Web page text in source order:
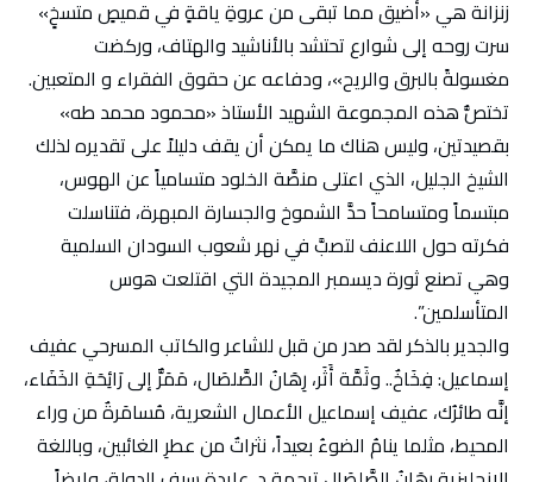
زنزانة هي «أضيق مما تبقى من عروةِ ياقةٍ في قميصٍ متسخٍ»
سرت روحه إلى شوارع تحتشد بالأناشيد والهتاف، وركضت
مغسولةً بالبرق والريح»، ودفاعه عن حقوق الفقراء و المتعبين.
تختصُّ هذه المجموعة الشهيد الأستاذ «محمود محمد طه»
بقصيدتين، وليس هناك ما يمكن أن يقف دليلاً على تقديره لذلك
الشيخ الجليل، الذي اعتلى منصَّة الخلود متسامياً عن الهوس،
مبتسماً ومتسامحاً حدَّ الشموخ والجسارة المبهرة، فتناسلت
فكرته حول اللاعنف لتصبَّ في نهر شعوب السودان السلمية
وهي تصنع ثورة ديسمبر المجيدة التي اقتلعت هوس
المتأسلمين”.
والجدير بالذكر لقد صدر من قبل للشاعر والكاتب المسرحي عفيف
إسماعيل: فِخَاخٌ.. وثَمَّة أَثَر، رِهَانُ الصَّلصَال، مَمَرٌّ إلى رَائِحَةِ الخَفَاء،
إنَّه طائرُك، عفيف إسماعيل الأعمال الشعرية، مُسامَرةٌ من وراء
المحيط، مثلما ينامُ الضوءُ بعيداً، نثراتٌ من عطرِ الغائبين، وباللغة